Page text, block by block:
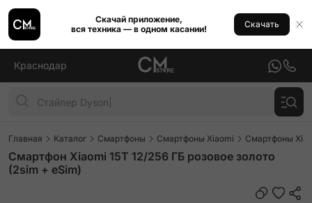
Скачай приложение,
вся техника — в одном касании!
Скачать
Краснодар
Главная Каталог Смартфоны Смартфоны Xiaomi Смартфоны
Смартфон Xiaomi 15T 12/256 ГБ розовое золото
(2sim + eSim)